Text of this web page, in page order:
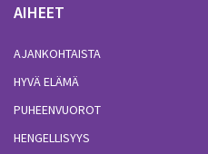
AIHEET
AJANKOHTAISTA
HYVÄ ELÄMÄ
PUHEENVUOROT
HENGELLISYYS